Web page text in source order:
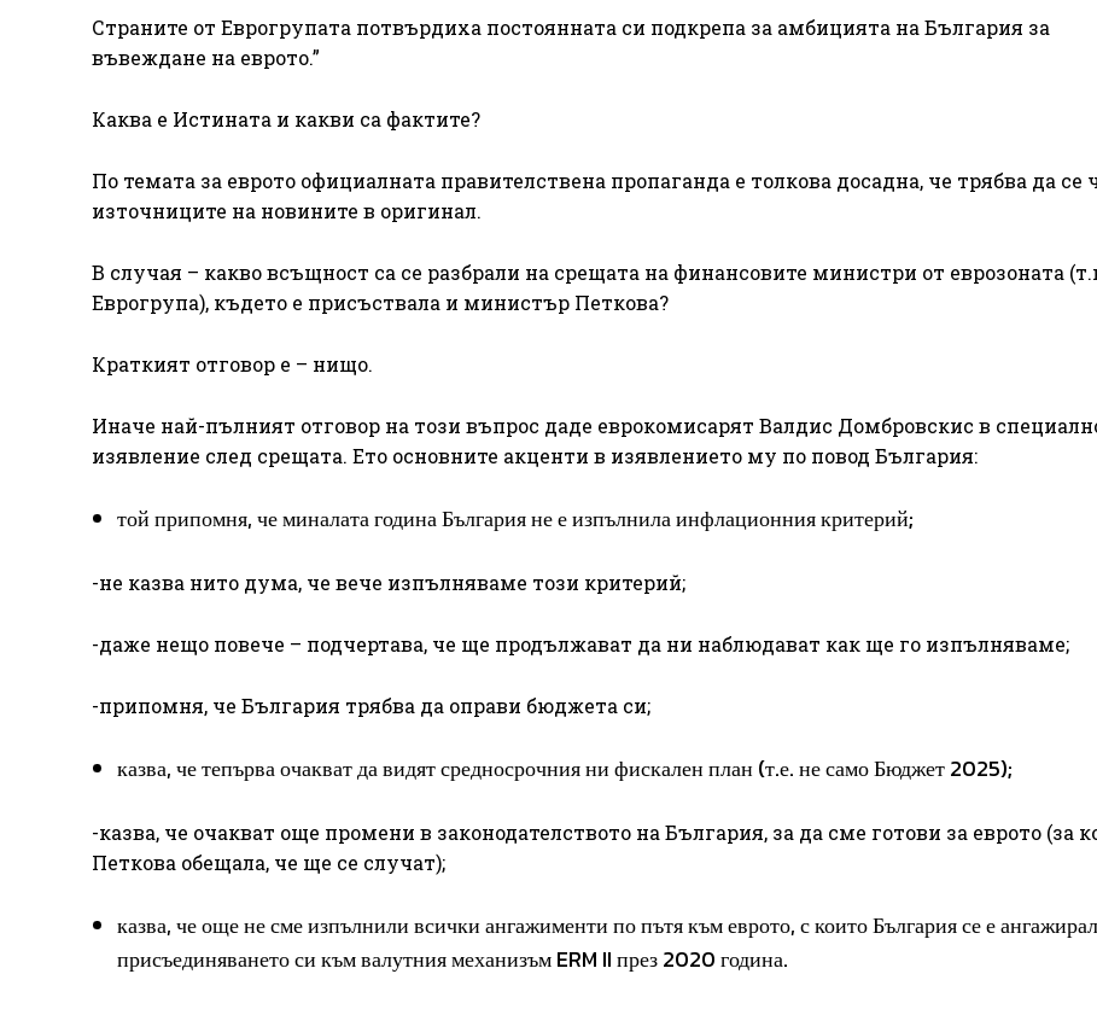
Страните от Еврогрупата потвърдиха постоянната си подкрепа за амбицията на България за
въвеждане на еврото.”
Каква е Истината и какви са фактите?
По темата за еврото официалната правителствена пропаганда е толкова досадна, че трябва да се
източниците на новините в оригинал.
В случая – какво всъщност са се разбрали на срещата на финансовите министри от еврозоната
Еврогрупа), където е присъствала и министър Петкова?
Краткият отговор е – нищо.
Иначе най-пълният отговор на този въпрос даде еврокомисарят Валдис Домбровскис в
изявление след срещата. Ето основните акценти в изявлението му по повод България:
той припомня, че миналата година България не е изпълнила инфлационния критерий;
-не казва нито дума, че вече изпълняваме този критерий;
-даже нещо повече – подчертава, че ще продължават да ни наблюдават как ще го изпълняваме;
-припомня, че България трябва да оправи бюджета си;
казва, че тепърва очакват да видят средносрочния ни фискален план (т.е. не само Бюджет 2025);
-казва, че очакват още промени в законодателството на България, за да сме готови за еврото (за
Петкова обещала, че ще се случат);
казва, че още не сме изпълнили всички ангажименти по пътя към еврото, с които България се е
присъединяването си към валутния механизъм ERM II през 2020 година.